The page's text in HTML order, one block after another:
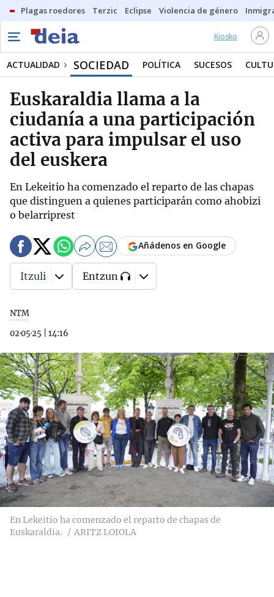
Plagas roedores Terzic Eclipse Violencia de género
Kiosko
ACTUALIDAD SOCIEDAD POLÍTICA SUCESOS
Euskaraldia llama a la
ciudanía a una participación
activa para impulsar el uso
del euskera
En Lekeitio ha comenzado el reparto de las chapas
que distinguen a quienes participarán como ahobizi
o belarriprest
NTM
02·05·25
14:16
Añádenos en Google
Itzuli Entzun
En Lekeitio ha comenzado el reparto de chapas de
Euskaraldia.
ARITZ LOIOLA